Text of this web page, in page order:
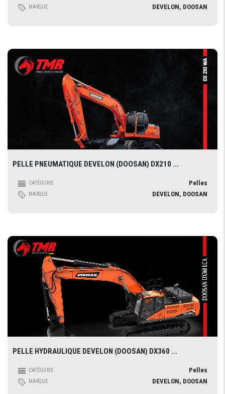
MARQUE DEVELON, DOOSAN
PELLE PNEUMATIQUE DEVELON (DOOSAN) DX210 ...
CATÉGORIE Pelles
MARQUE DEVELON, DOOSAN
PELLE HYDRAULIQUE DEVELON (DOOSAN) DX360 ...
CATÉGORIE Pelles
MARQUE DEVELON, DOOSAN